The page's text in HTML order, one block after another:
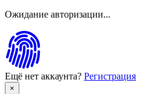
Ожидание авторизации...
Ещё нет аккаунта? Регистрация
×